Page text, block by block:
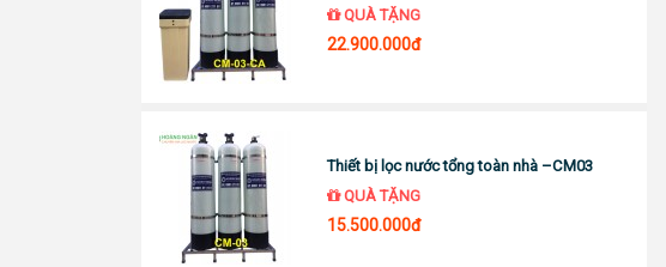
QUÀ TẶNG
22.900.000đ
Thiết bị lọc nước tổng toàn nhà –CM03
QUÀ TẶNG
15.500.000đ